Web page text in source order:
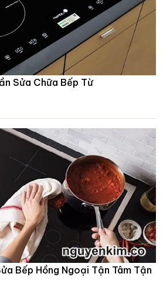
Sửa Chữa Bếp Từ
Bếp Hồng Ngoại Tận Tâm Tận